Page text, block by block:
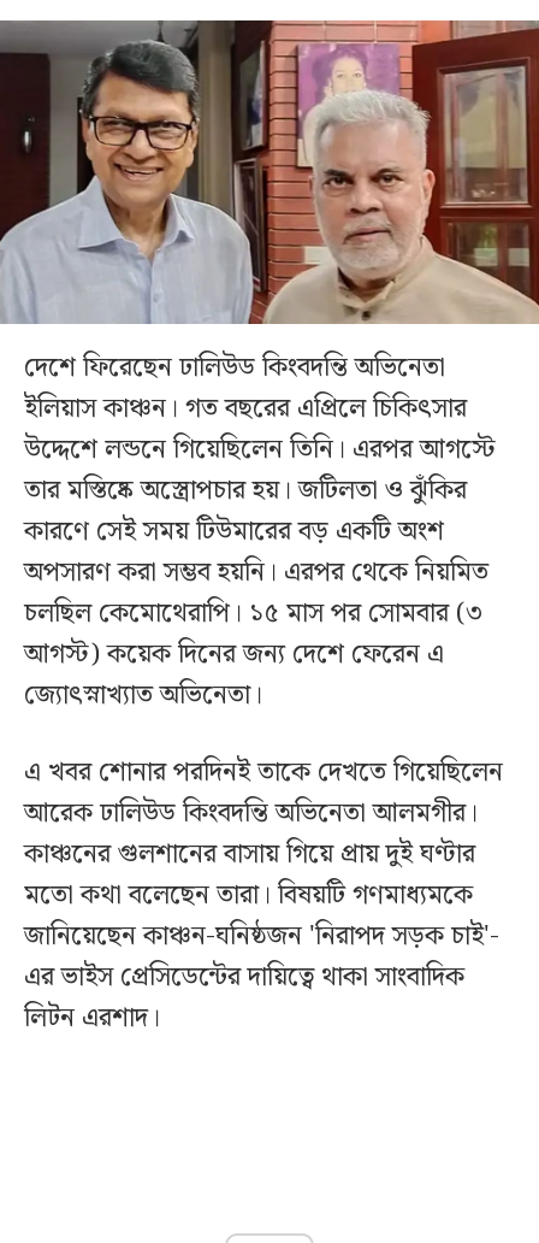
দেশে ফিরেছেন ঢালিউড কিংবদন্তি অভিনেতা
ইলিয়াস কাঞ্চন। গত বছরের এপ্রিলে চিকিৎসার
উদ্দেশে লন্ডনে গিয়েছিলেন তিনি। এরপর আগস্টে
তার মস্তিষ্কে অস্ত্রোপচার হয়। জটিলতা ও ঝুঁকির
কারণে সেই সময় টিউমারের বড় একটি অংশ
অপসারণ করা সম্ভব হয়নি। এরপর থেকে নিয়মিত
চলছিল কেমোথেরাপি। ১৫ মাস পর সোমবার (৩
আগস্ট) কয়েক দিনের জন্য দেশে ফেরেন এ
জ্যোৎস্নাখ্যাত অভিনেতা।
এ খবর শোনার পরদিনই তাকে দেখতে গিয়েছিলেন
আরেক ঢালিউড কিংবদন্তি অভিনেতা আলমগীর।
কাঞ্চনের গুলশানের বাসায় গিয়ে প্রায় দুই ঘণ্টার
মতো কথা বলেছেন তারা। বিষয়টি গণমাধ্যমকে
জানিয়েছেন কাঞ্চন-ঘনিষ্ঠজন 'নিরাপদ সড়ক চাই'-
এর ভাইস প্রেসিডেন্টের দায়িত্বে থাকা সাংবাদিক
লিটন এরশাদ।